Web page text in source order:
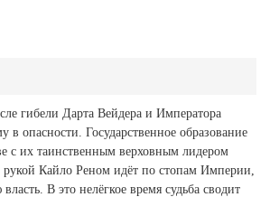
гибели Дарта Вейдера и Императора
в опасности. Государственное образование
с их таинственным верховным лидером
Кайло Реном идёт по стопам Империи,
В это нелёгкое время судьба сводит